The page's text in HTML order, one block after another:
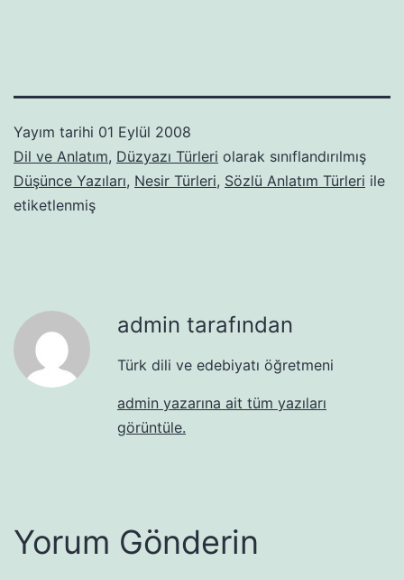
Yayım tarihi 01 Eylül 2008
Dil ve Anlatım, Düzyazı Türleri olarak sınıflandırılmış
Düşünce Yazıları, Nesir Türleri, Sözlü Anlatım Türleri ile
etiketlenmiş
admin tarafından
Türk dili ve edebiyatı öğretmeni
admin yazarına ait tüm yazıları
görüntüle.
Yorum Gönderin